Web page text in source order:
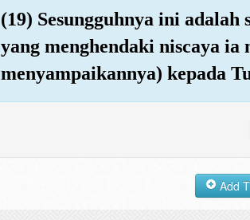
(19) Sesungguhnya ini
yang menghendaki niscaya ia
menyampaikannya) kepada